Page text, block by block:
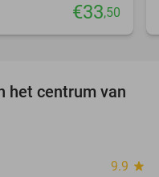
€33,50
36%
het centrum van
9.9 star